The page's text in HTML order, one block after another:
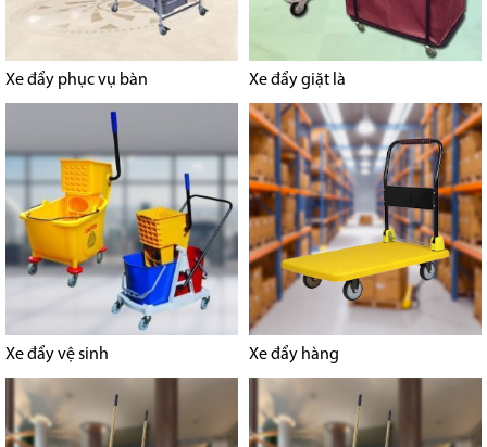
Xe đẩy phục vụ bàn Xe đẩy giặt là
Xe đẩy vệ sinh Xe đẩy hàng